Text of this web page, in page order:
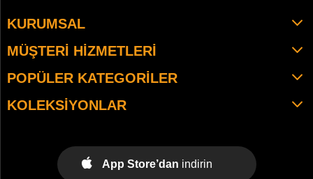
KURUMSAL
MÜŞTERI HIZMETLERI
POPÜLER KATEGORILER
KOLEKSIYONLAR
App Store’dan indirin